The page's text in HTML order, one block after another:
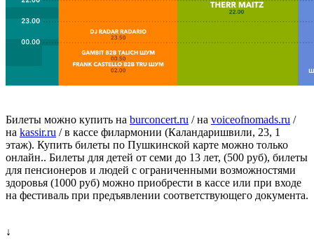
Билеты можно купить на burconcert.ru / на voiceofnomads.ru /
на kassir.ru / в кассе филармонии (Каландаришвили, 23, 1
этаж). Купить билеты по Пушкинской карте можно только
онлайн.. Билеты для детей от семи до 13 лет, (500 руб), билеты
для пенсионеров и людей с ограниченными возможностями
здоровья (1000 руб) можно приобрести в кассе или при входе
на фестиваль при предъявлении соответствующего документа.
↓